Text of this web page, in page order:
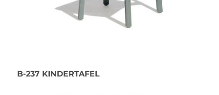
B-237 KINDERTAFEL